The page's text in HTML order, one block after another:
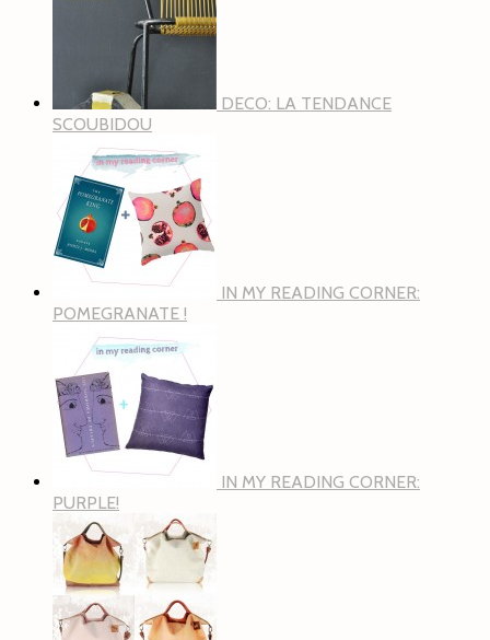
DECO: LA TENDANCE
SCOUBIDOU
IN MY READING CORNER:
POMEGRANATE !
IN MY READING CORNER:
PURPLE!